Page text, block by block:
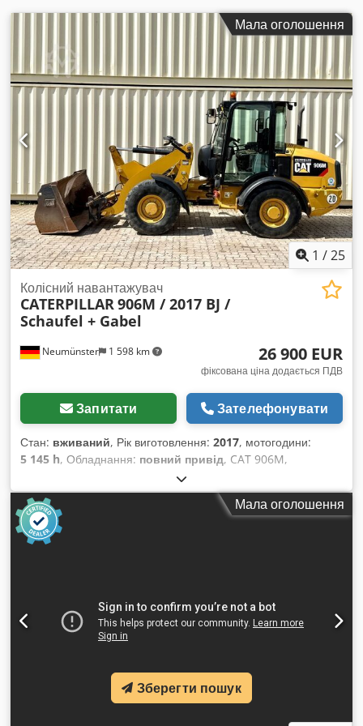
Мала оголошення
1 /25
Neumünster 1 598 km
Колісний навантажувач
CATERPILLAR906M / 2017 BJ /
Schaufel + Gabel
26 900 EUR
фіксована ціна додається ПДВ
Запитати Зателефонувати
Стан: вживаний, Рік виготовлення: 2017, мотогодини:
5 145 h, Обладнання: повний привід, CAT 906M,
фронтальний навантажувач, рік випуску 2017,
укомплектований ковшем та вилами! ----* Виробник: CAT *
Модель: 906M * Рік випуску: 2017 * Напрацьовано:
приблизно 5145 годин * Укомплектовано ковшем та вилами
* Німецька машина, перший власник * Гідравлічний
без ПДВ + 19% ПДВ Dkedpjzp Ayisfx Amyer ----Для
отримання додаткової інформації, будь ласка,
телефонуйте: Ерік Кортум: WhatsApp ?Уся інформація
та попередній продаж.
Мала оголошення
Зберегти пошук